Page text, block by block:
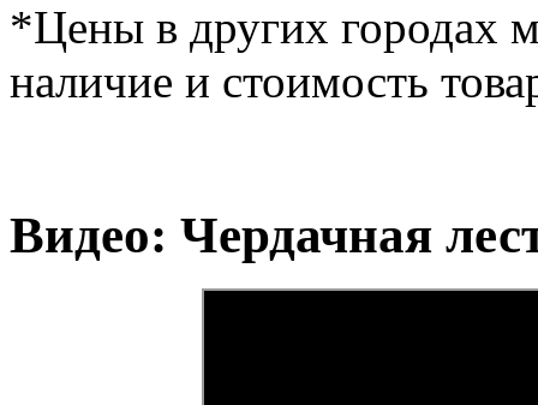
*Цены в других городах
наличие и стоимость
Видео: Чердачная